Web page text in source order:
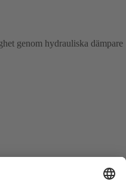
genom hydrauliska dämpare